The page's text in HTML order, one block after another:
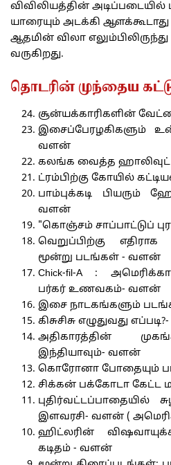
விவிலியத்தின் அடிப்படையில்
யாரையும் அடக்கி
ஆதமின் விலா
வருகிறது.
தொடரின் முந்தைய
சூன்யக்காரிகளின்
இசைப்பேரழகிகளும்
வளன்
கலங்க வைத்த
ட்ரம்பிற்கு கோயில்
பாம்புக்கடி பியரும்
வளன்
"கொஞ்சம் சாப்பாட்டுப்
வெறுப்பிற்கு
மூன்று படங்கள் - வளன்
Chick-fil-A :
பர்கர் உணவகம்- வளன்
இசை நாடகங்களும்
கிசுசிசு எழுதுவது
அதிகாரத்தின்
இந்தியாவும்- வளன்
கொரோனா போதையும்
சிக்கன் பக்கோடா
புதிர்வட்டப்பாதையில்
இளவரசி- வளன் (
ஹிட்லரின்
கடிதம் - வளன்